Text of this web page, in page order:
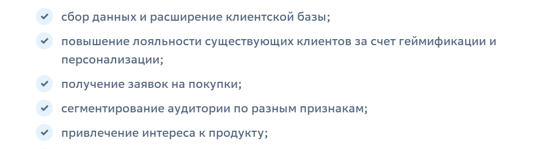
сбор данных и расширение клиентской базы;
повышение лояльности существующих клиентов за счет геймификации и
персонализации;
получение заявок на покупки;
сегментирование аудитории по разным признакам;
привлечение интереса к продукту;